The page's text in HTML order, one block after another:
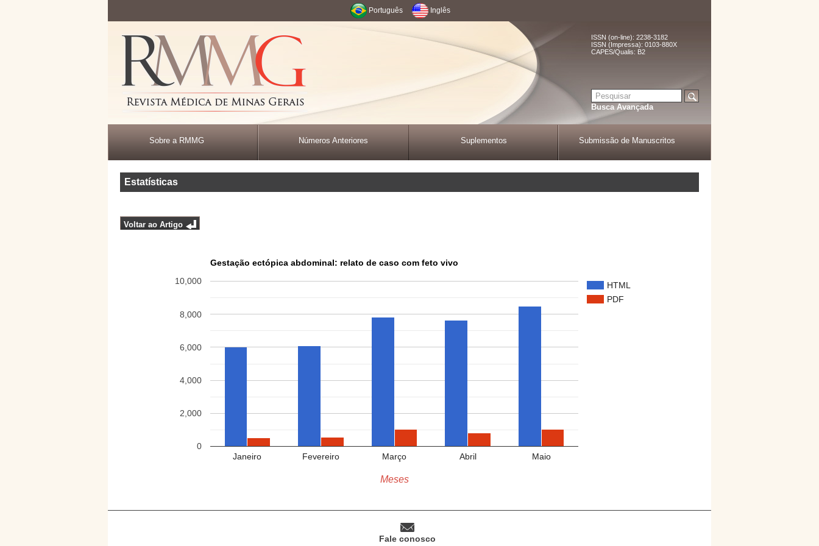
Português Inglês
ISSN (on-line): 2238-3182
ISSN (Impressa): 0103-880X
CAPES/Qualis: B2
Busca Avançada
Sobre a RMMG Números Anteriores Suplementos Submissão de Manuscritos
Estatísticas
Voltar ao Artigo
Gestação ectópica abdominal: relato de caso com feto vivo
HTML
PDF
Janeiro Fevereiro Março Abril Maio
0
2,000
4,000
6,000
8,000
10,000
Meses
Fale conosco